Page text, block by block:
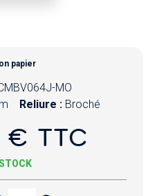
papier
MO
Reliure : Broché
TTC